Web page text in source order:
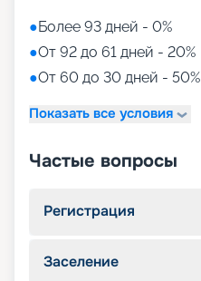
●Более 93 дней - 0%
●От 92 до 61 дней - 20%
●От 60 до 30 дней - 50%
Показать все условия
Частые вопросы
Регистрация
Заселение